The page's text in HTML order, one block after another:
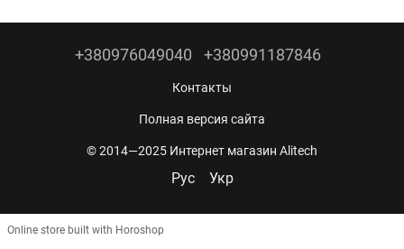
+380976049040 +380991187846
Контакты
Полная версия сайта
© 2014—2025 Интернет магазин Alitech
Рус Укр
Online store built with Horoshop